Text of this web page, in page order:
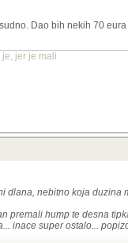
Dao bih nekih 70
jer je mali
dlana, nebitno koja duzina
premali hump te desna
inace super ostalo...